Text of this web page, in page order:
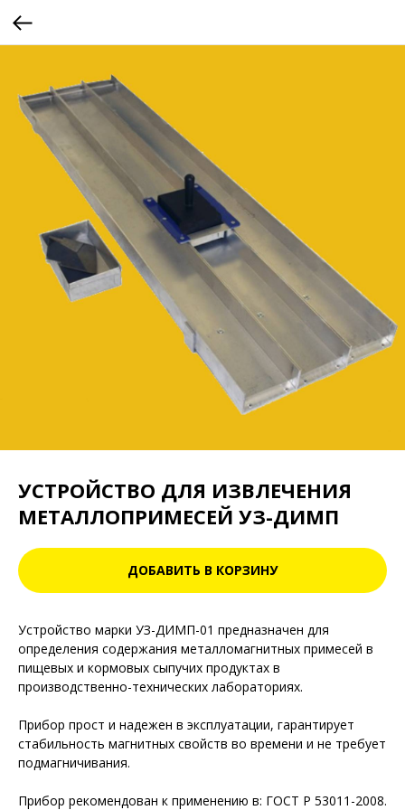
УСТРОЙСТВО ДЛЯ ИЗВЛЕЧЕНИЯ
МЕТАЛЛОПРИМЕСЕЙ УЗ-ДИМП
ДОБАВИТЬ В КОРЗИНУ
Устройство марки УЗ-ДИМП-01 предназначен для
определения содержания металломагнитных примесей в
пищевых и кормовых сыпучих продуктах в
производственно-технических лабораториях.
Прибор прост и надежен в эксплуатации, гарантирует
стабильность магнитных свойств во времени и не требует
подмагничивания.
Прибор рекомендован к применению в: ГОСТ Р 53011-2008.